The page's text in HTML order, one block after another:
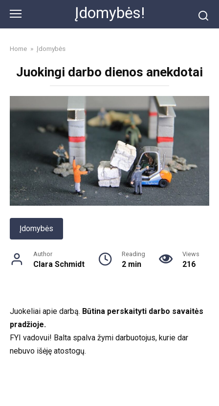
content
Įdomybės!
Home » Įdomybės
Juokingi darbo dienos anekdotai
Įdomybės
Author
Clara Schmidt
Reading
2 min
Views
216
Juokeliai apie darbą. Būtina perskaityti darbo savaitės
pradžioje.
FYI vadovui! Balta spalva žymi darbuotojus, kurie dar
nebuvo išėję atostogų.